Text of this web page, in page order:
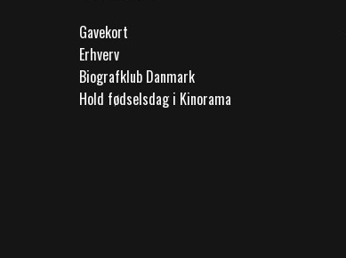
Gavekort
Erhverv
Biografklub Danmark
Hold fødselsdag i Kinorama